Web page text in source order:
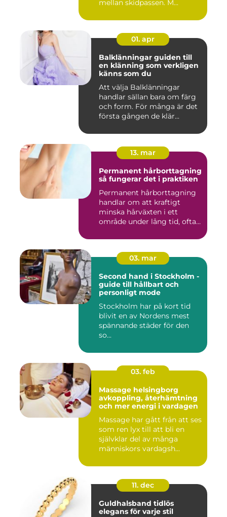
mellan skidpassen. M...
01. apr
Balklänningar guiden till
en klänning som verkligen
känns som du
Att välja Balklänningar
handlar sällan bara om färg
och form. För många är det
första gången de klär...
13. mar
Permanent hårborttagning
så fungerar det i praktiken
Permanent hårborttagning
handlar om att kraftigt
minska hårväxten i ett
område under lång tid, ofta
03. mar
Second hand i Stockholm -
guide till hållbart och
personligt mode
Stockholm har på kort tid
blivit en av Nordens mest
spännande städer för den
so...
03. feb
Massage helsingborg
avkoppling, återhämtning
och mer energi i vardagen
Massage har gått från att ses
som ren lyx till att bli en
självklar del av många
människors vardagsh...
11. dec
Guldhalsband tidlös
elegans för varje stil